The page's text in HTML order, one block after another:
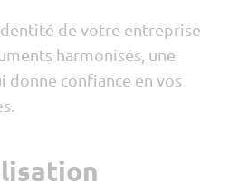
de votre entreprise
harmonisés, une
donne confiance en vos